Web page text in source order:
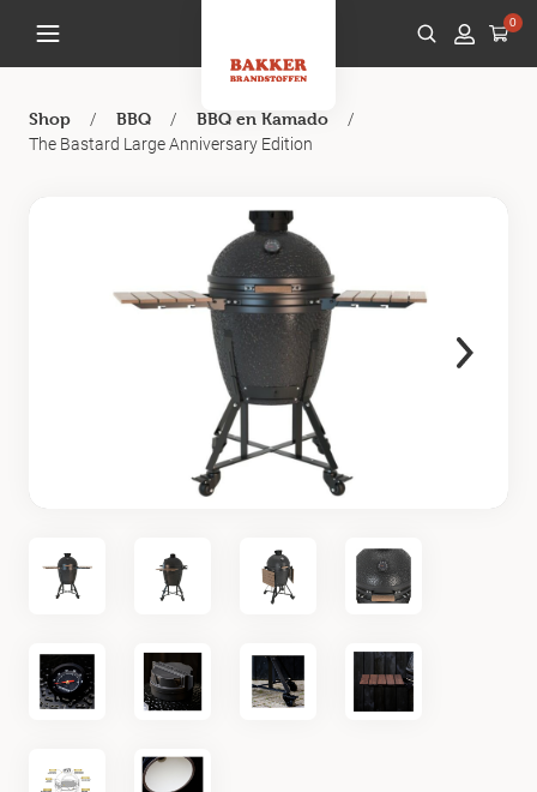
0
Shop / BBQ / BBQ en Kamado
/
The Bastard Large Anniversary Edition